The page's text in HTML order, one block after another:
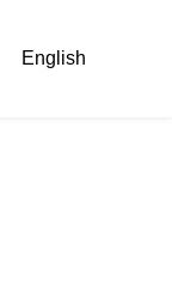
English